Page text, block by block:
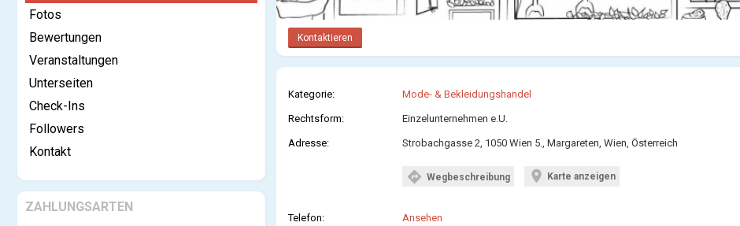
Fotos
Bewertungen
Veranstaltungen
Unterseiten
Check-Ins
Followers
Kontakt
ZAHLUNGSARTEN
Kontaktieren
Kategorie: Mode- & Bekleidungshandel
Rechtsform: Einzelunternehmen e.U.
Adresse: Strobachgasse 2, 1050 Wien 5., Margareten, Wien, Österreich
directions Wegbeschreibung location_on Karte anzeigen
Telefon: Ansehen